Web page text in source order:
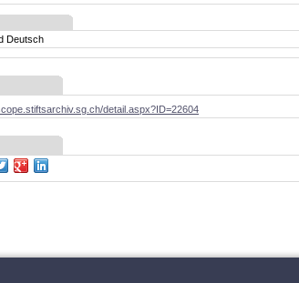
Deutsch
detail.aspx?ID=22604